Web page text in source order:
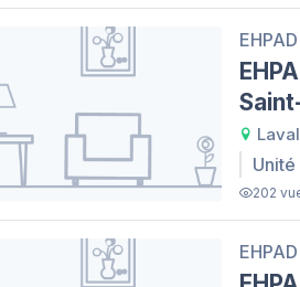
EHPAD
202
EHPAD